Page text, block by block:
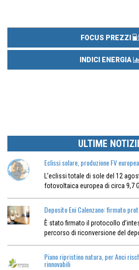
FOCUS PREZZI
INDICI ENERGIA
ULTIME
Eclissi solare, produzione FV
L’eclissi totale di sole del 12
fotovoltaica europea di circa 9,7
Deposito Eni Calenzano: firmato
È stato firmato il protocollo
percorso di riconversione del
Piano ripristino natura, per Anci
rinnovabili